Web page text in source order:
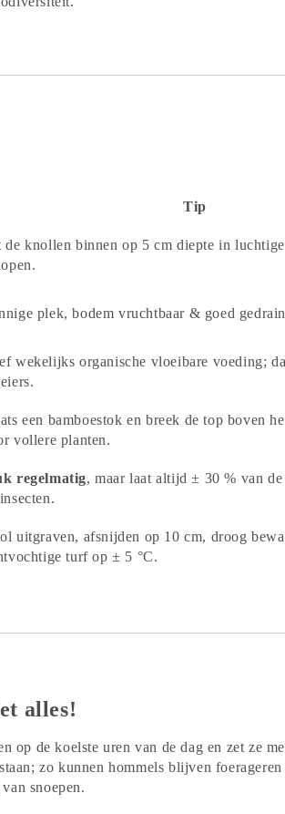
Tip
de knollen binnen op 5 cm diepte in
plek, bodem vruchtbaar & goed
wekelijks organische vloeibare voeding;
een bamboestok en breek de top boven
vollere planten.
regelmatig, maar laat altijd ± 30 % van
uitgraven, afsnijden op 10 cm, droog
turf op ± 5 °C.
alles!
op de koelste uren van de dag en zet ze
zo kunnen hommels blijven
snoepen.